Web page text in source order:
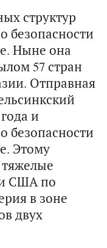
структур
безопасности
Ныне она
57 стран
Отправная
и
безопасности
Этому
США по
в зоне
двух